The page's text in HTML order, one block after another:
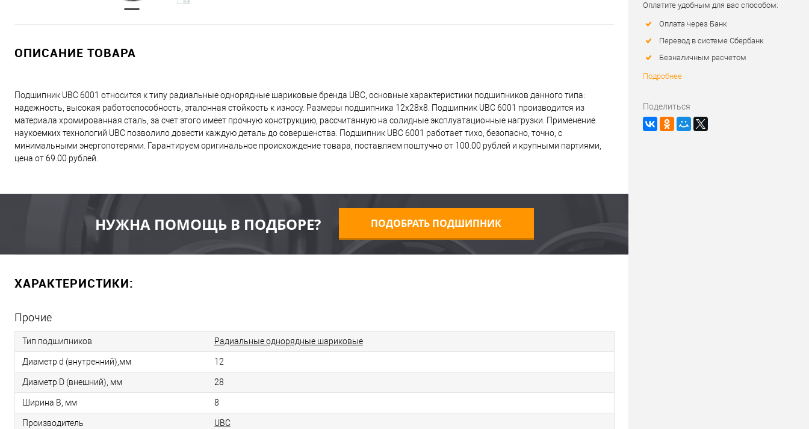
ОПИСАНИЕ ТОВАРА
Подшипник UBC 6001 относится к типу радиальные однорядные шариковые бренда UBC, основные характеристики подшипников данного типа:
надежность, высокая работоспособность, эталонная стойкость к износу. Размеры подшипника 12x28x8. Подшипник UBC 6001 производится из
материала хромированная сталь, за счет этого имеет прочную конструкцию, рассчитанную на солидные эксплуатационные нагрузки. Применение
наукоемких технологий UBC позволило довести каждую деталь до совершенства. Подшипник UBC 6001 работает тихо, безопасно, точно, с
минимальными энергопотерями. Гарантируем оригинальное происхождение товара, поставляем поштучно от 100.00 рублей и крупными партиями,
цена от 69.00 рублей.
НУЖНА ПОМОЩЬ В ПОДБОРЕ? ПОДОБРАТЬ ПОДШИПНИК
ХАРАКТЕРИСТИКИ:
Прочие
Тип подшипников Радиальные однорядные шариковые
Диаметр d (внутренний),мм 12
Диаметр D (внешний), мм 28
Ширина B, мм 8
Производитель UBC
Оплатите удобным для вас способом:
Оплата через Банк
Перевод в системе Сбербанк
Безналичным расчетом
Подробнее
Поделиться